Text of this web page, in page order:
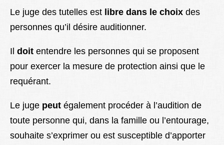
Le juge des tutelles est libre dans le choix des
personnes qu’il désire auditionner.
Il doit entendre les personnes qui se proposent
pour exercer la mesure de protection ainsi que le
requérant.
Le juge peut également procéder à l’audition de
toute personne qui, dans la famille ou l’entourage,
souhaite s’exprimer ou est susceptible d’apporter